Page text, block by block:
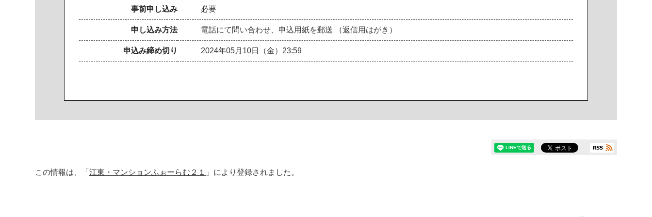
事前申し込み 必要
申し込み方法 電話にて問い合わせ、申込用紙を郵送 （返信用はがき）
申込み締め切り 2024年05月10日（金）23:59
この情報は、「 江東・マンションふぉーらむ２１ 」により登録されました。